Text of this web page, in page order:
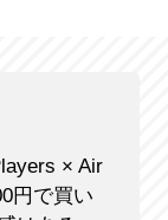
× Air
円で買い